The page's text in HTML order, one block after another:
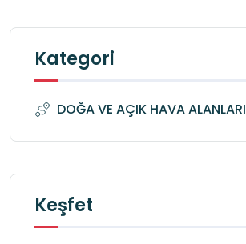
Kategori
DOĞA VE AÇIK HAVA ALANLARI
Keşfet